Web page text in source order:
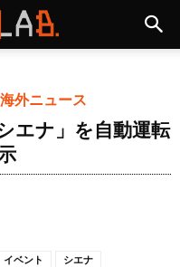
海外ニュース
エナ」を自動運転
イベント
シエナ